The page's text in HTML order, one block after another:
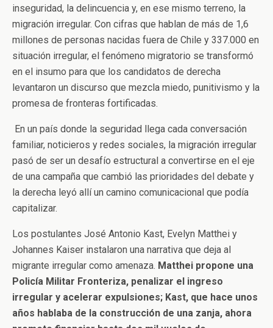
inseguridad, la delincuencia y, en ese mismo terreno, la
migración irregular. Con cifras que hablan de más de 1,6
millones de personas nacidas fuera de Chile y 337.000 en
situación irregular, el fenómeno migratorio se transformó
en el insumo para que los candidatos de derecha
levantaron un discurso que mezcla miedo, punitivismo y la
promesa de fronteras fortificadas.
En un país donde la seguridad llega cada conversación
familiar, noticieros y redes sociales, la migración irregular
pasó de ser un desafío estructural a convertirse en el eje
de una campaña que cambió las prioridades del debate y
la derecha leyó allí un camino comunicacional que podía
capitalizar.
Los postulantes José Antonio Kast, Evelyn Matthei y
Johannes Kaiser instalaron una narrativa que deja al
migrante irregular como amenaza. Matthei propone una
Policía Militar Fronteriza, penalizar el ingreso
irregular y acelerar expulsiones; Kast, que hace unos
años hablaba de la construcción de una zanja, ahora